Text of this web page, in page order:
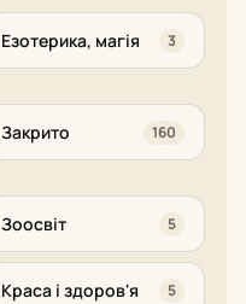
Езотерика, магія 3
Закрито 160
Зоосвіт 5
Краса і здоров'я 5